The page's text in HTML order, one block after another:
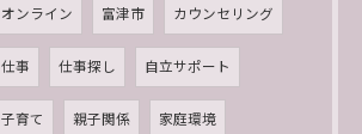
オンライン 富津市 カウンセリング
仕事 仕事探し 自立サポート
子育て 親子関係 家庭環境